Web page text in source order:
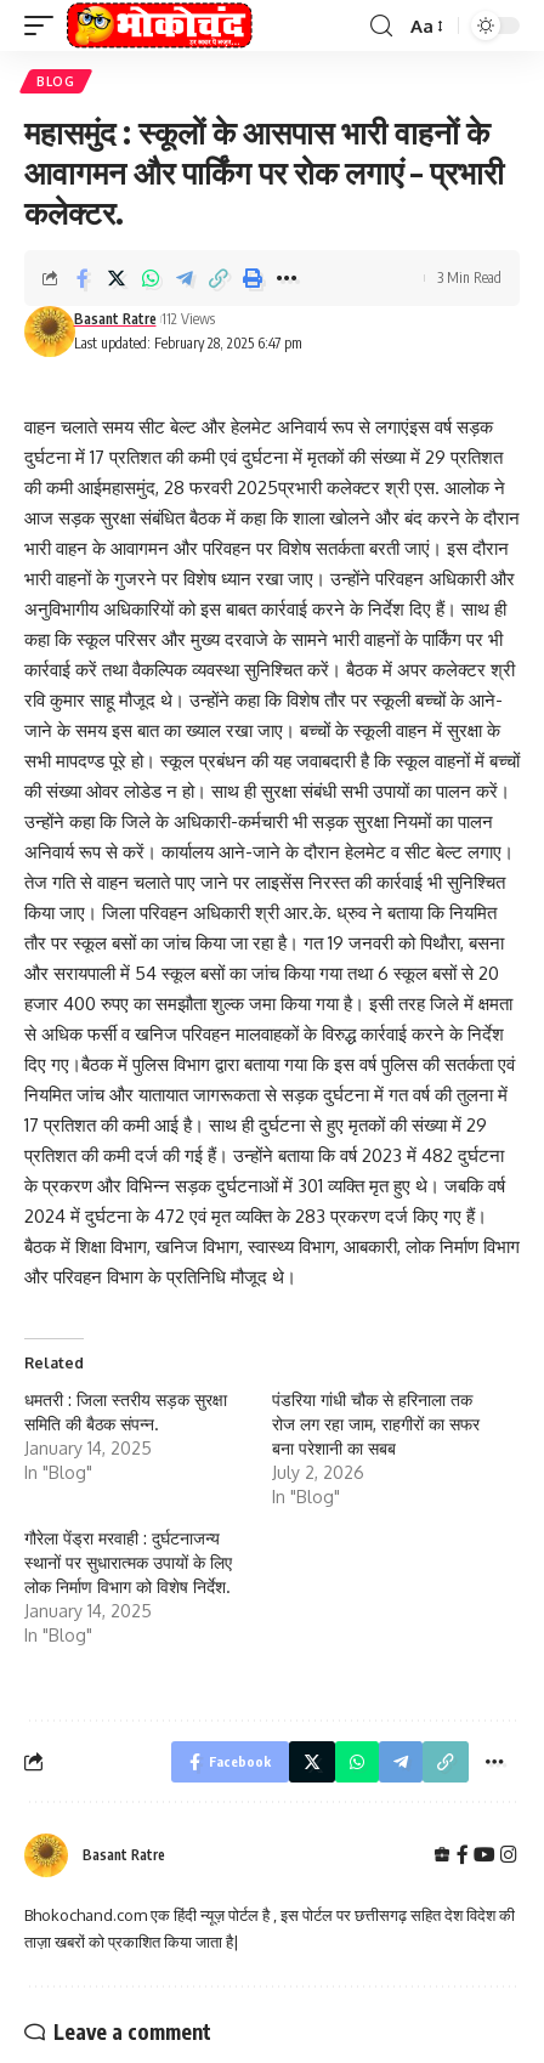
Font
Aa
BLOG
महासमुंद : स्कूलों के आसपास भारी वाहनों के
आवागमन और पार्किंग पर रोक लगाएं – प्रभारी
कलेक्टर.
Last updated: February 28, 2025 6:47 pm
Basant Ratre 112 Views
3 Min Read
वाहन चलाते समय सीट बेल्ट और हेलमेट अनिवार्य रूप से लगाएंइस वर्ष सड़क
दुर्घटना में 17 प्रतिशत की कमी एवं दुर्घटना में मृतकों की संख्या में 29 प्रतिशत
की कमी आईमहासमुंद, 28 फरवरी 2025प्रभारी कलेक्टर श्री एस. आलोक ने
आज सड़क सुरक्षा संबंधित बैठक में कहा कि शाला खोलने और बंद करने के दौरान
भारी वाहन के आवागमन और परिवहन पर विशेष सतर्कता बरती जाएं। इस दौरान
भारी वाहनों के गुजरने पर विशेष ध्यान रखा जाए। उन्होंने परिवहन अधिकारी और
अनुविभागीय अधिकारियों को इस बाबत कार्रवाई करने के निर्देश दिए हैं। साथ ही
कहा कि स्कूल परिसर और मुख्य दरवाजे के सामने भारी वाहनों के पार्किंग पर भी
कार्रवाई करें तथा वैकल्पिक व्यवस्था सुनिश्चित करें। बैठक में अपर कलेक्टर श्री
रवि कुमार साहू मौजूद थे। उन्होंने कहा कि विशेष तौर पर स्कूली बच्चों के आने-
जाने के समय इस बात का ख्याल रखा जाए। बच्चों के स्कूली वाहन में सुरक्षा के
सभी मापदण्ड पूरे हो। स्कूल प्रबंधन की यह जवाबदारी है कि स्कूल वाहनों में बच्चों
की संख्या ओवर लोडेड न हो। साथ ही सुरक्षा संबंधी सभी उपायों का पालन करें।
उन्होंने कहा कि जिले के अधिकारी-कर्मचारी भी सड़क सुरक्षा नियमों का पालन
अनिवार्य रूप से करें। कार्यालय आने-जाने के दौरान हेलमेट व सीट बेल्ट लगाए।
तेज गति से वाहन चलाते पाए जाने पर लाइसेंस निरस्त की कार्रवाई भी सुनिश्चित
किया जाए। जिला परिवहन अधिकारी श्री आर.के. ध्रुव ने बताया कि नियमित
तौर पर स्कूल बसों का जांच किया जा रहा है। गत 19 जनवरी को पिथौरा, बसना
और सरायपाली में 54 स्कूल बसों का जांच किया गया तथा 6 स्कूल बसों से 20
हजार 400 रुपए का समझौता शुल्क जमा किया गया है। इसी तरह जिले में क्षमता
से अधिक फर्सी व खनिज परिवहन मालवाहकों के विरुद्ध कार्रवाई करने के निर्देश
दिए गए।बैठक में पुलिस विभाग द्वारा बताया गया कि इस वर्ष पुलिस की सतर्कता एवं
नियमित जांच और यातायात जागरूकता से सड़क दुर्घटना में गत वर्ष की तुलना में
17 प्रतिशत की कमी आई है। साथ ही दुर्घटना से हुए मृतकों की संख्या में 29
प्रतिशत की कमी दर्ज की गई हैं। उन्होंने बताया कि वर्ष 2023 में 482 दुर्घटना
के प्रकरण और विभिन्न सड़क दुर्घटनाओं में 301 व्यक्ति मृत हुए थे। जबकि वर्ष
2024 में दुर्घटना के 472 एवं मृत व्यक्ति के 283 प्रकरण दर्ज किए गए हैं।
बैठक में शिक्षा विभाग, खनिज विभाग, स्वास्थ्य विभाग, आबकारी, लोक निर्माण विभाग
और परिवहन विभाग के प्रतिनिधि मौजूद थे।
Related
धमतरी : जिला स्तरीय सड़क सुरक्षा
समिति की बैठक संपन्न.
January 14, 2025
In "Blog"
पंडरिया गांधी चौक से हरिनाला तक
रोज लग रहा जाम, राहगीरों का सफर
बना परेशानी का सबब
July 2, 2026
In "Blog"
गौरेला पेंड्रा मरवाही : दुर्घटनाजन्य
स्थानों पर सुधारात्मक उपायों के लिए
लोक निर्माण विभाग को विशेष निर्देश.
January 14, 2025
In "Blog"
Facebook
Basant Ratre
Bhokochand.com एक हिंदी न्यूज़ पोर्टल है , इस पोर्टल पर छत्तीसगढ़ सहित देश विदेश की
ताज़ा खबरों को प्रकाशित किया जाता है|
Leave a comment